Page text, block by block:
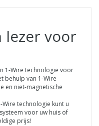
lezer voor
1-Wire technologie voor
behulp van 1-Wire
en niet-magnetische
technologie kunt u
voor uw huis of
prijs!